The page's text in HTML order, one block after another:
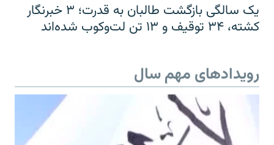
یک سالگی بازگشت طالبان به قدرت؛ ۳ خبرنگار
کشته، ۳۴ توقیف و ۱۳ تن لت‌وکوب شده‌اند
رویدادهای مهم سال